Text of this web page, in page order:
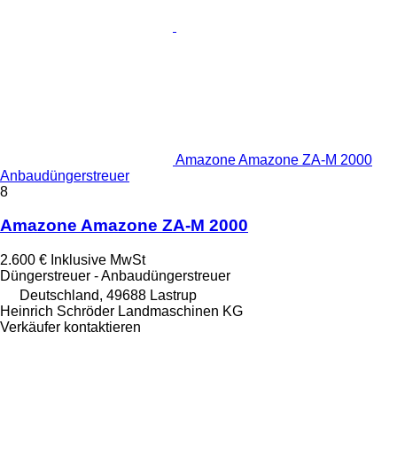
Amazone Amazone ZA-M 2000
Anbaudüngerstreuer
8
Amazone Amazone ZA-M 2000
2.600 € Inklusive MwSt
Düngerstreuer - Anbaudüngerstreuer
Deutschland, 49688 Lastrup
Heinrich Schröder Landmaschinen KG
Verkäufer kontaktieren